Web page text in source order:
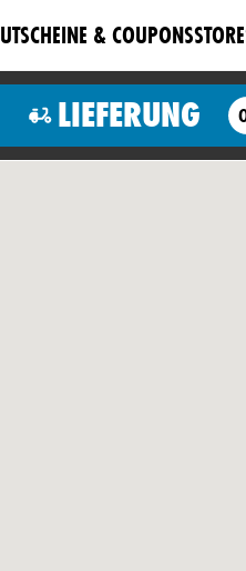
& COUPONS
LIEFERUNG